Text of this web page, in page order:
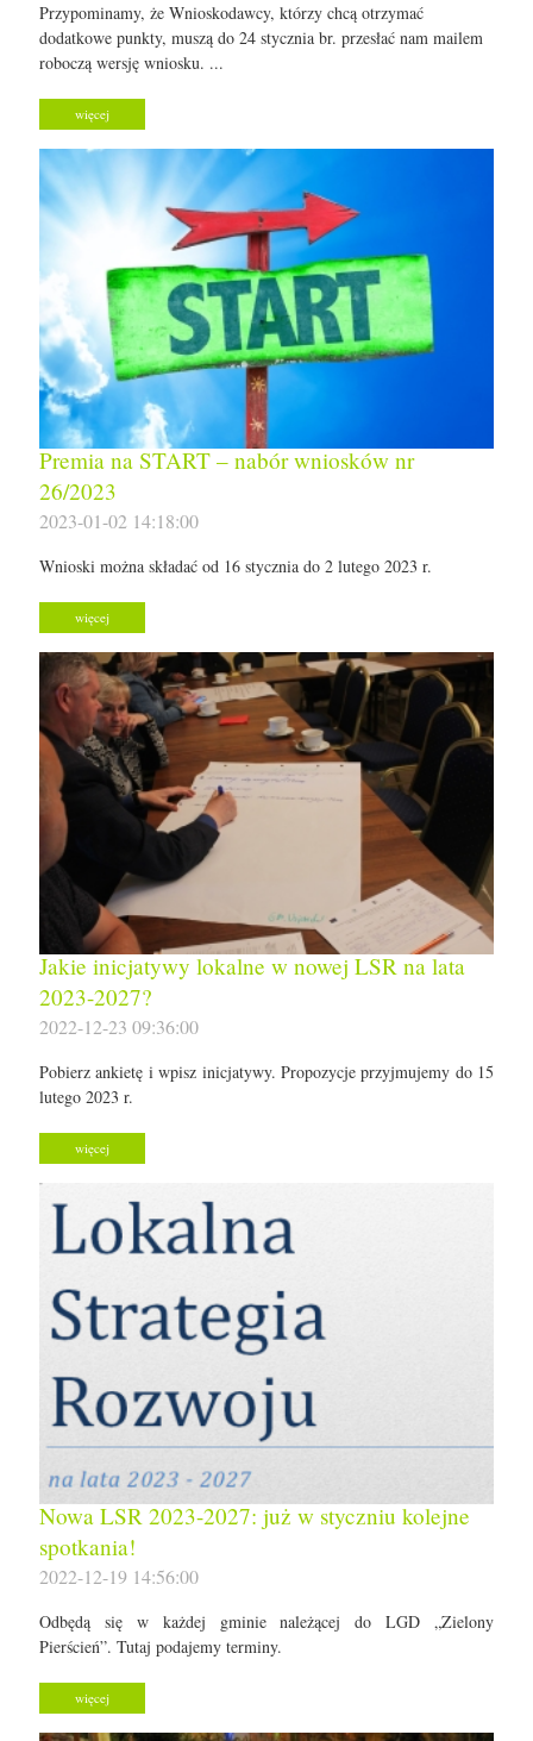
Przypominamy, że Wnioskodawcy, którzy chcą otrzymać
dodatkowe punkty, muszą do 24 stycznia br. przesłać nam mailem
roboczą wersję wniosku. ...
więcej
Premia na START – nabór wniosków nr
26/2023
2023-01-02 14:18:00
Wnioski można składać od 16 stycznia do 2 lutego 2023 r.
więcej
Jakie inicjatywy lokalne w nowej LSR na lata
2023-2027?
2022-12-23 09:36:00
Pobierz ankietę i wpisz inicjatywy. Propozycje przyjmujemy do 15
lutego 2023 r.
więcej
Nowa LSR 2023-2027: już w styczniu kolejne
spotkania!
2022-12-19 14:56:00
Odbędą się w każdej gminie należącej do LGD „Zielony
Pierścień”. Tutaj podajemy terminy.
więcej